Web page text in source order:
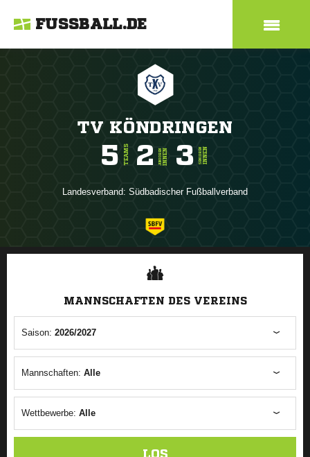
FUSSBALL.DE
TV KÖNDRINGEN
5 TEAMS 2 JUNIORENINNEN 3 SENIORENINNEN
Landesverband: Südbadischer Fußballverband
ANZEIGE
MANNSCHAFTEN DES VEREINS
Saison: 2026/2027
Mannschaften: Alle
Wettbewerbe: Alle
LOS